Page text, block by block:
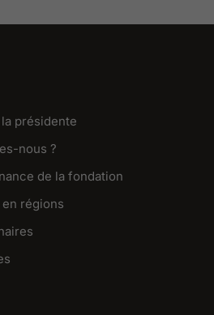
présidente
nous ?
de la fondation
régions